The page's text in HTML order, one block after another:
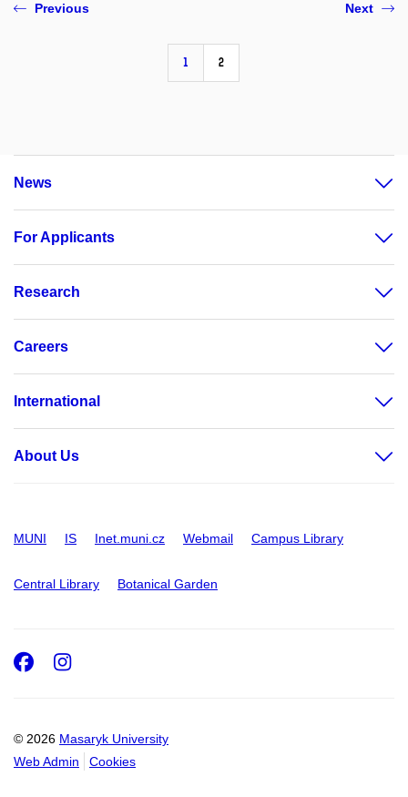
Previous
1 2
Next
News
For Applicants
Research
Careers
International
About Us
MUNI IS Inet.muni.cz Webmail Campus Library
Central Library Botanical Garden
© 2026 Masaryk University
Web Admin
Cookies
Facebook
Instagram